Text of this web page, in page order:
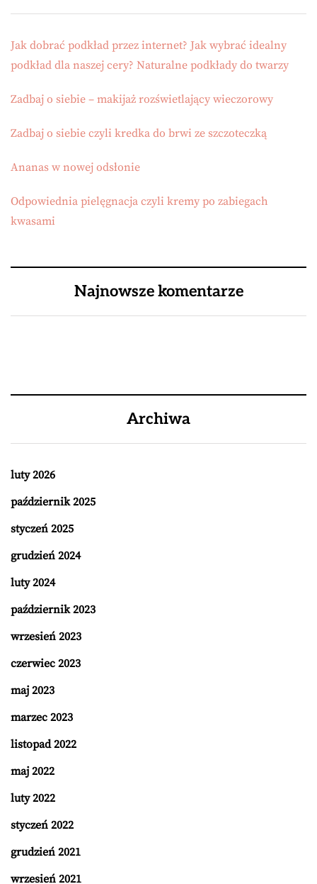
Jak dobrać podkład przez internet? Jak wybrać idealny
podkład dla naszej cery? Naturalne podkłady do twarzy
Zadbaj o siebie – makijaż rozświetlający wieczorowy
Zadbaj o siebie czyli kredka do brwi ze szczoteczką
Ananas w nowej odsłonie
Odpowiednia pielęgnacja czyli kremy po zabiegach
kwasami
Najnowsze komentarze
Archiwa
luty 2026
październik 2025
styczeń 2025
grudzień 2024
luty 2024
październik 2023
wrzesień 2023
czerwiec 2023
maj 2023
marzec 2023
listopad 2022
maj 2022
luty 2022
styczeń 2022
grudzień 2021
wrzesień 2021